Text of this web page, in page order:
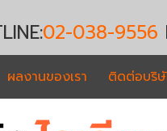
02-038-9556
ผลงานของเรา ติดต่อบริ